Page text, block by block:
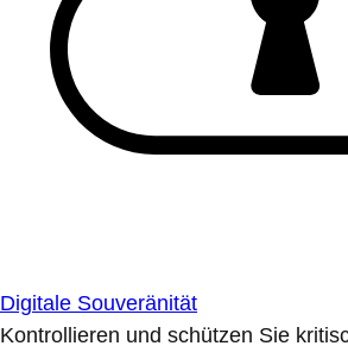
Digitale Souveränität
Kontrollieren und schützen Sie